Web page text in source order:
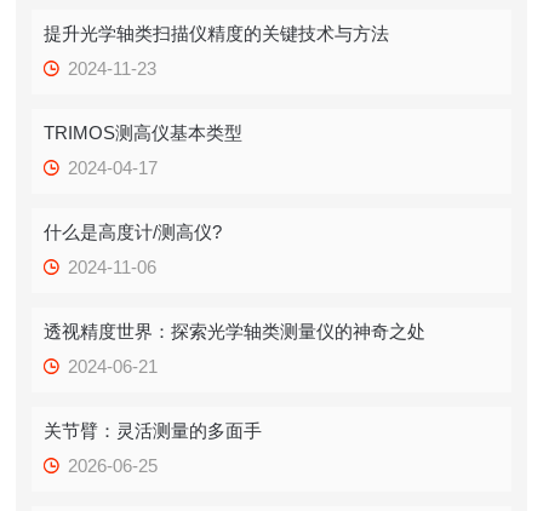
提升光学轴类扫描仪精度的关键技术与方法
2024-11-23
TRIMOS测高仪基本类型
2024-04-17
什么是高度计/测高仪?
2024-11-06
透视精度世界：探索光学轴类测量仪的神奇之处
2024-06-21
关节臂：灵活测量的多面手
2026-06-25